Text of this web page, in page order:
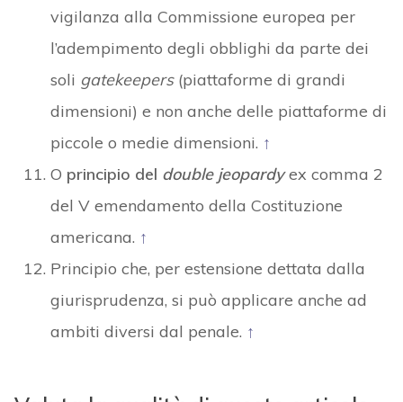
vigilanza alla Commissione europea per
l’adempimento degli obblighi da parte dei
soli gatekeepers(piattaforme di grandi
dimensioni) e non anche delle piattaforme di
piccole o medie dimensioni. ↑
O principio del double jeopardyex comma 2
del V emendamento della Costituzione
americana. ↑
Principio che, per estensione dettata dalla
giurisprudenza, si può applicare anche ad
ambiti diversi dal penale. ↑